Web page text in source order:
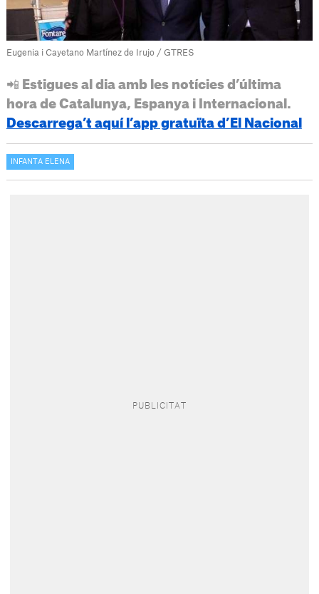
Eugenia i Cayetano Martínez de Irujo / GTRES
📲 Estigues al dia amb les notícies d’última
hora de Catalunya, Espanya i Internacional.
Descarrega’t aquí l’app gratuïta d’El Nacional
INFANTA ELENA